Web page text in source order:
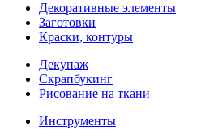
Декоративные элементы
Заготовки
Краски, контуры
Декупаж
Скрапбукинг
Рисование на ткани
Инструменты